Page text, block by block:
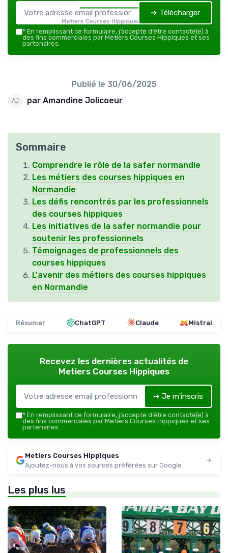
Metiers Courses Hippiques — 2026
➔ Télécharger
* En remplissant ce formulaire, j’accepte d’être contacté(e) à
des fins commerciales par Metiers Courses Hippiques et ses
partenaires.
Publié le 30/06/2025
par Amandine Jolicoeur
Sommaire
Comprendre le rôle de la safer normandie
Les métiers des courses hippiques en
Normandie
Les défis rencontrés par les professionnels
des courses hippiques
Les initiatives de la safer normandie pour
soutenir les professionnels
Témoignages de professionnels des
courses hippiques
L'avenir des métiers des courses hippiques
en Normandie
Résumer ChatGPT Claude Mistral
Recevez les dernières actualités de
Metiers Courses Hippiques
➔ Je m'inscris
* En remplissant ce formulaire, j’accepte d’être contacté(e) à
des fins commerciales par Metiers Courses Hippiques et ses
partenaires.
Metiers Courses Hippiques
Ajoutez-nous à vos sources préférées sur Google
Les plus lus